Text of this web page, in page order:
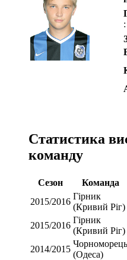
:
Статистика
команду
Сезон Команда
2015/2016
Гірник
(Кривий Ріг)
2015/2016
Гірник
(Кривий Ріг)
2014/2015
Чорноморець
(Одеса)